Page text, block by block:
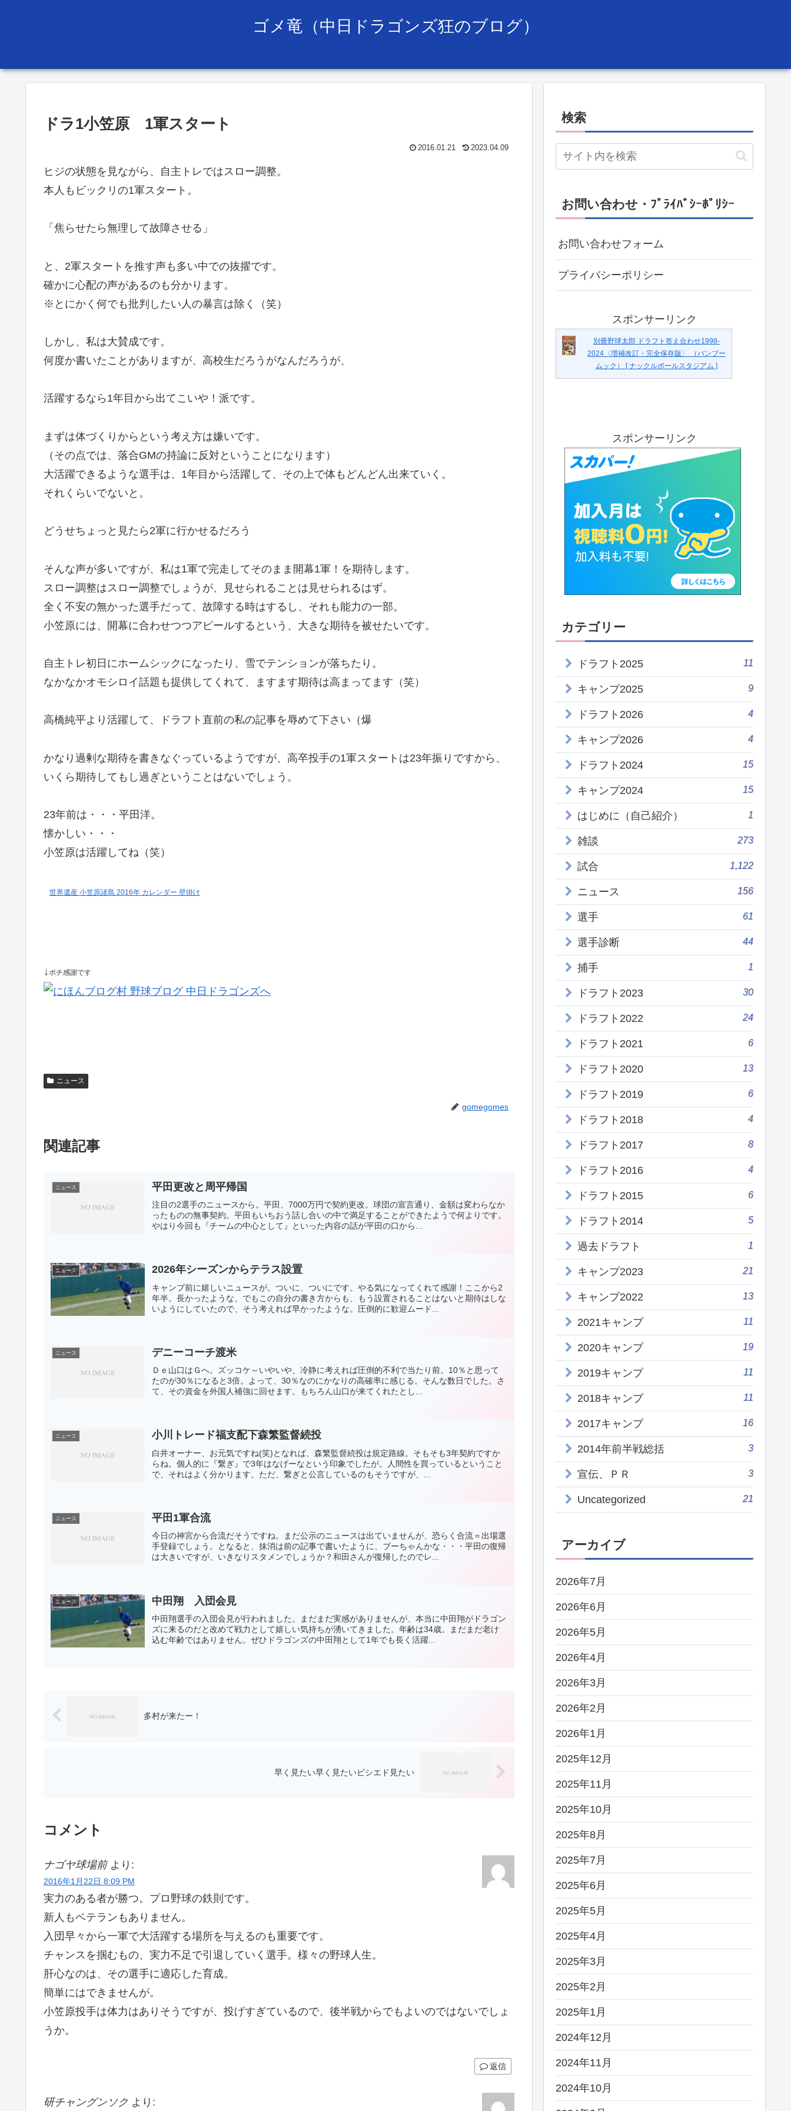
ゴメ竜（中日ドラゴンズ狂のブログ）
ドラ1小笠原 1軍スタート
2016.01.21 2023.04.09
ヒジの状態を見ながら、自主トレではスロー調整。
本人もビックリの1軍スタート。
「焦らせたら無理して故障させる」
と、2軍スタートを推す声も多い中での抜擢です。
確かに心配の声があるのも分かります。
※とにかく何でも批判したい人の暴言は除く（笑）
しかし、私は大賛成です。
何度か書いたことがありますが、高校生だろうがなんだろうが、
活躍するなら1年目から出てこいや！派です。
まずは体づくりからという考え方は嫌いです。
（その点では、落合GMの持論に反対ということになります）
大活躍できるような選手は、1年目から活躍して、その上で体もどんどん出来ていく。
それくらいでないと。
どうせちょっと見たら2軍に行かせるだろう
そんな声が多いですが、私は1軍で完走してそのまま開幕1軍！を期待します。
スロー調整はスロー調整でしょうが、見せられることは見せられるはず。
全く不安の無かった選手だって、故障する時はするし、それも能力の一部。
小笠原には、開幕に合わせつつアピールするという、大きな期待を被せたいです。
自主トレ初日にホームシックになったり、雪でテンションが落ちたり。
なかなかオモシロイ話題も提供してくれて、ますます期待は高まってます（笑）
高橋純平より活躍して、ドラフト直前の私の記事を辱めて下さい（爆
かなり過剰な期待を書きなぐっているようですが、高卒投手の1軍スタートは23年振りですから、
いくら期待してもし過ぎということはないでしょう。
23年前は・・・平田洋。
懐かしい・・・
小笠原は活躍してね（笑）
世界遺産 小笠原諸島 2016年 カレンダー 壁掛け
↓ポチ感謝です
ニュース
gomegomes
関連記事
ニュース 平田更改と周平帰国
注目の2選手のニュースから。平田、7000万円で契約更改。球団の宣言通り、金額は変わらなか
ったものの無事契約。平田もいちおう話し合いの中で満足することができたようで何よりです。
やはり今回も『チームの中心として』といった内容の話が平田の口から...
ニュース 2026年シーズンからテラス設置
キャンプ前に嬉しいニュースが。ついに、ついにです。やる気になってくれて感謝！ここから2
年半。長かったような、でもこの自分の書き方からも、もう設置されることはないと期待はしな
いようにしていたので、そう考えれば早かったような。圧倒的に歓迎ムード...
ニュース デニーコーチ渡米
Ｄｅ山口はＧへ。ズッコケ～いやいや、冷静に考えれば圧倒的不利で当たり前。10％と思って
たのが30％になると3倍。よって、30％なのにかなりの高確率に感じる。そんな数日でした。さ
て、その資金を外国人補強に回せます。もちろん山口が来てくれたとし...
ニュース 小川トレード福支配下森繁監督続投
白井オーナー、お元気ですね(笑)となれば、森繁監督続投は規定路線。そもそも3年契約ですか
らね。個人的に『繋ぎ』で3年はなげーなという印象でしたが。人間性を買っているということ
で、それはよく分かります。ただ、繋ぎと公言しているのもそうですが、...
ニュース 平田1軍合流
今日の神宮から合流だそうですね。まだ公示のニュースは出ていませんが、恐らく合流＝出場選
手登録でしょう。となると、抹消は前の記事で書いたように、ブーちゃんかな・・・平田の復帰
は大きいですが、いきなりスタメンでしょうか？和田さんが復帰したのでレ...
ニュース 中田翔 入団会見
中田翔選手の入団会見が行われました。まだまだ実感がありませんが、本当に中田翔がドラゴン
ズに来るのだと改めて戦力として嬉しい気持ちが湧いてきました。年齢は34歳。まだまだ老け
込む年齢ではありません。ぜひドラゴンズの中田翔として1年でも長く活躍...
多村が来たー！
早く見たい早く見たいビシエド見たい
コメント
ナゴヤ球場前 より:
2016年1月22日 8:09 PM
実力のある者が勝つ。プロ野球の鉄則です。
新人もベテランもありません。
入団早々から一軍で大活躍する場所を与えるのも重要です。
チャンスを掴むもの、実力不足で引退していく選手。様々の野球人生。
肝心なのは、その選手に適応した育成。
簡単にはできませんが。
小笠原投手は体力はありそうですが、投げすぎているので、後半戦からでもよいのではないでしょ
うか。
返信
研チャングンソク より:
検索
お問い合わせ・ﾌﾟﾗｲﾊﾞｼｰﾎﾟﾘｼｰ
お問い合わせフォーム
プライバシーポリシー
スポンサーリンク
別冊野球太郎 ドラフト答え合わせ1998-
2024〈増補改訂・完全保存版〉 （バンブー
ムック） [ ナックルボールスタジアム ]
スポンサーリンク
カテゴリー
ドラフト2025 11
キャンプ2025 9
ドラフト2026 4
キャンプ2026 4
ドラフト2024 15
キャンプ2024 15
はじめに（自己紹介） 1
雑談 273
試合 1,122
ニュース 156
選手 61
選手診断 44
捕手 1
ドラフト2023 30
ドラフト2022 24
ドラフト2021 6
ドラフト2020 13
ドラフト2019 6
ドラフト2018 4
ドラフト2017 8
ドラフト2016 4
ドラフト2015 6
ドラフト2014 5
過去ドラフト 1
キャンプ2023 21
キャンプ2022 13
2021キャンプ 11
2020キャンプ 19
2019キャンプ 11
2018キャンプ 11
2017キャンプ 16
2014年前半戦総括 3
宣伝、ＰＲ 3
Uncategorized 21
アーカイブ
2026年7月
2026年6月
2026年5月
2026年4月
2026年3月
2026年2月
2026年1月
2025年12月
2025年11月
2025年10月
2025年8月
2025年7月
2025年6月
2025年5月
2025年4月
2025年3月
2025年2月
2025年1月
2024年12月
2024年11月
2024年10月